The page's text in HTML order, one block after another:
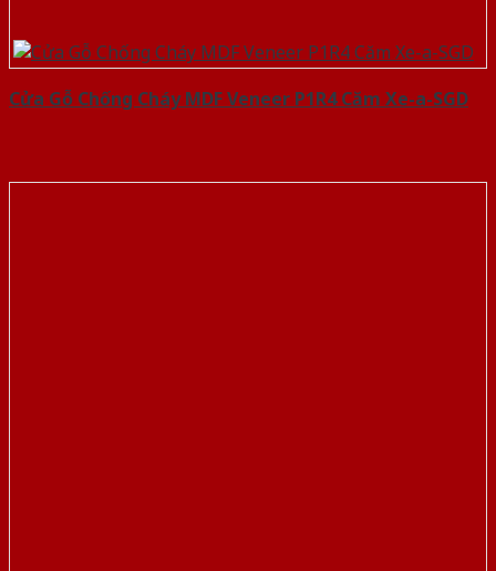
Cửa Gỗ Chống Cháy MDF Veneer P1R4 Căm Xe-a-SGD